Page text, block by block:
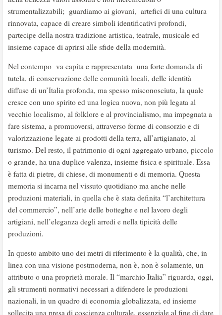
strumentalizzabili; guardiamo ai giovani, artefici di una cultura
rinnovata, capace di creare simboli identificativi profondi,
partecipe della nostra tradizione artistica, teatrale, musicale ed
insieme capace di aprirsi alle sfide della modernità.
Nel contempo va capita e rappresentata una forte domanda di
tutela, di conservazione delle comunità locali, delle identità
diffuse di un’Italia profonda, ma spesso misconosciuta, la quale
cresce con uno spirito ed una logica nuova, non più legata al
vecchio localismo, al folklore e al provincialismo, ma impegnata a
fare sistema, a promuoversi, attraverso forme di consorzio e di
valorizzazione legate ai prodotti della terra, all’artigianato, al
turismo. Del resto, il patrimonio di ogni aggregato urbano, piccolo
o grande, ha una duplice valenza, insieme fisica e spirituale. Essa
è fatta di pietre, di chiese, di monumenti e di memoria. Questa
memoria si incarna nel vissuto quotidiano ma anche nelle
produzioni materiali, in quella che è stata definita “l’architettura
del commercio”, nell’arte delle botteghe e nel lavoro degli
artigiani, nell’eleganza degli arredi e nella tipicità delle
produzioni.
In questo ambito uno dei metri di riferimento è la qualità, che, in
linea con una visione postmoderna, non è, non è solamente, un
attributo o una proprietà morale. Il “marchio Italia” riguarda, oggi,
gli strumenti normativi necessari a difendere le produzioni
nazionali, in un quadro di economia globalizzata, ed insieme
sollecita una presa di coscienza culturale, essenziale al fine di dare